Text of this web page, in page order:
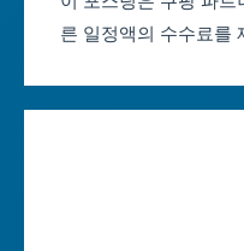
대구축제 일정
인천축제 일정
른 일정액의 수수료를